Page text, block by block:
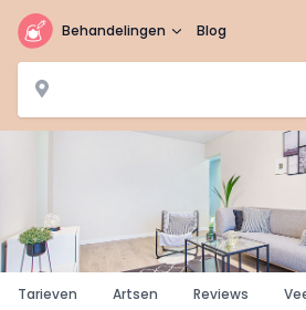
Behandelingen Blog
Tarieven Artsen Reviews